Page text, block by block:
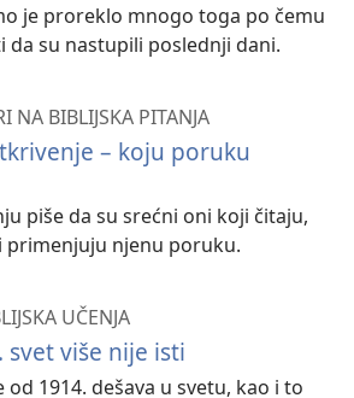
je proreklo mnogo toga po čemu
da su nastupili poslednji dani.
NA BIBLIJSKA PITANJA
– koju poruku
piše da su srećni oni koji čitaju,
primenjuju njenu poruku.
UČENJA
svet više nije isti
od 1914. dešava u svetu, kao i to